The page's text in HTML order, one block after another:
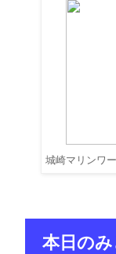
城崎マリンワ
本日の